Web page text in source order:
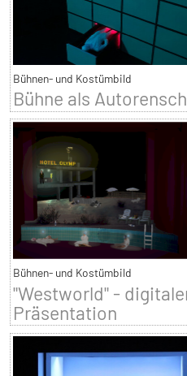
Bühnen- und Kostümbild
Bühne als
Bühnen- und Kostümbild
"Westworld" -
Präsentation